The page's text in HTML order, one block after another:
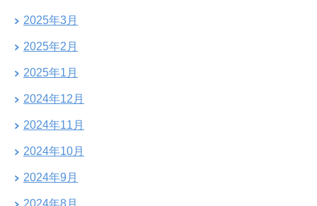
2025年3月
2025年2月
2025年1月
2024年12月
2024年11月
2024年10月
2024年9月
2024年8月